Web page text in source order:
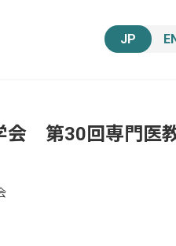
JP
会 第30回専門医